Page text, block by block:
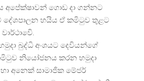
අපේක්ෂාවන් ගොඩ දා ගන්නට
හයිය ඒ කමිටුව තුළට
බුද්ධි අංශයට දෙවියන්ගේ
නියෝජනය කරන හමුදා
අනෙක් සාමාජික මේජර්